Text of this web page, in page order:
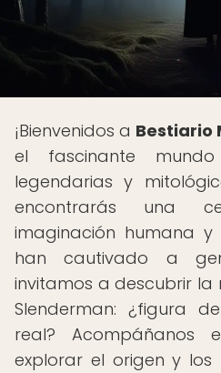
¡Bienvenidos a Bestiario
el fascinante
legendarias y
encontrarás una
imaginación humana
han cautivado a
invitamos a descubrir la
Slenderman: ¿figura
real? Acompáñanos
explorar el origen y